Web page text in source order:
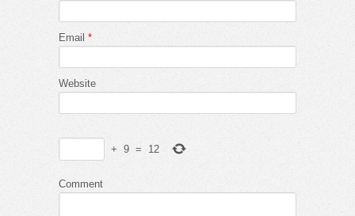
Email *
Website
+ 9 = 12
Comment